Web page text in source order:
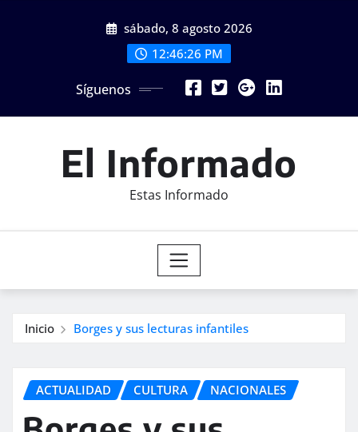
sábado, 8 agosto 2026
12:46:28 PM
Síguenos
El Informado
Estas Informado
Inicio Borges y sus lecturas infantiles
ACTUALIDAD CULTURA NACIONALES